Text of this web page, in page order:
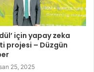
için yapay zeka
projesi – Düzgün
25, 2025